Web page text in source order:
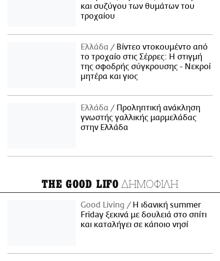
και συζύγου των θυμάτων του
τροχαίου
Ελλάδα
Βίντεο ντοκουμέντο από
το τροχαίο στις Σέρρες: Η στιγμή
της σφοδρής σύγκρουσης - Νεκροί
μητέρα και γιος
Ελλάδα
Προληπτική ανάκληση
γνωστής γαλλικής μαρμελάδας
στην Ελλάδα
THE GOOD LIFO ΔΗΜΟΦΙΛΗ
Good Living
Η ιδανική summer
Friday ξεκινά με δουλειά στο σπίτι
και καταλήγει σε κάποιο νησί